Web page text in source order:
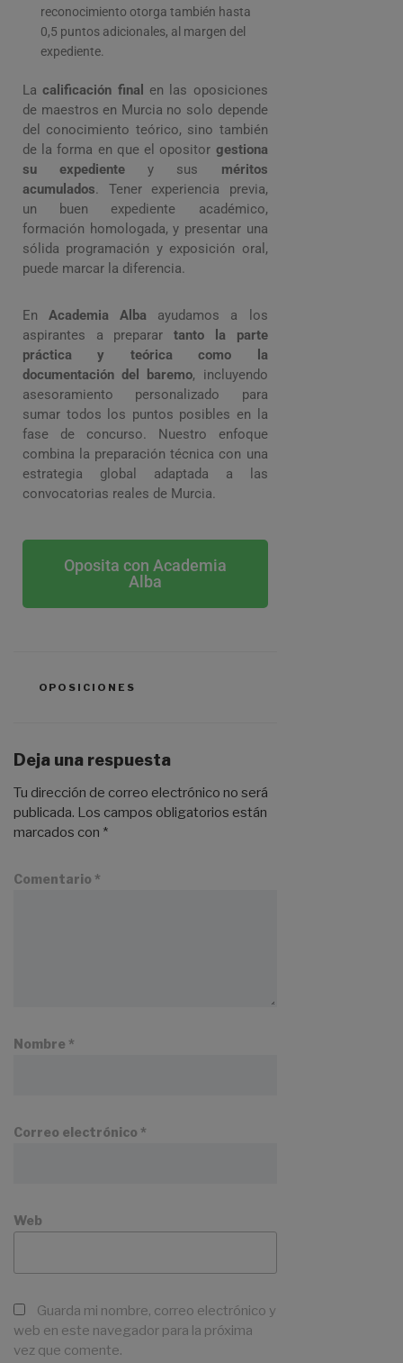
reconocimiento otorga también hasta
0,5 puntos adicionales, al margen del
expediente.
Lacalificación final
en las oposiciones
de maestros en Murcia no solo depende
del conocimiento teórico, sino también
de la forma en que el opositor gestiona
su expediente y sus méritos
acumulados. Tener experiencia previa,
un buen expediente académico,
formación homologada, y presentar una
sólida programación y exposición oral,
puede marcar la diferencia.
EnAcademia Alba ayudamos a los
aspirantes a preparartanto la parte
práctica y teórica como la
documentación del baremo, incluyendo
asesoramiento personalizado para
sumar todos los puntos posibles en la
fase de concurso. Nuestro enfoque
combina la preparación técnica con una
estrategia global adaptada a las
convocatorias reales de Murcia.
Oposita con Academia
Alba
OPOSICIONES
Deja una respuesta
Tu dirección de correo electrónico no será
publicada. Los campos obligatorios están
marcados con *
Comentario *
Nombre *
Correo electrónico *
Web
Guarda mi nombre, correo electrónico y
web en este navegador para la próxima
vez que comente.